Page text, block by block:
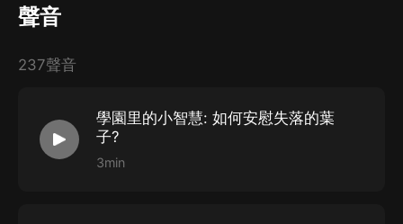
聲音
237聲音
學園里的小智慧: 如何安慰失落的葉
子?
3min